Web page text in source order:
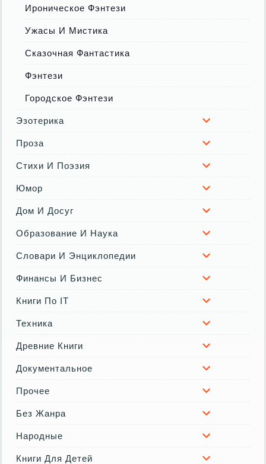
Ироническое Фэнтези
Ужасы И Мистика
Сказочная Фантастика
Фэнтези
Городское Фэнтези
Эзотерика
Проза
Стихи И Поэзия
Юмор
Дом И Досуг
Образование И Наука
Словари И Энциклопедии
Финансы И Бизнес
Книги По IT
Техника
Древние Книги
Документальное
Прочее
Без Жанра
Народные
Книги Для Детей